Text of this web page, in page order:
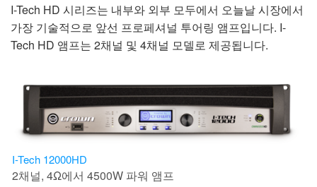
I-Tech HD 시리즈는 내부와 외부 모두에서 오늘날 시장에서
가장 기술적으로 앞선 프로페셔널 투어링 앰프입니다. I-
Tech HD 앰프는 2채널 및 4채널 모델로 제공됩니다.
I-Tech 12000HD
2채널, 4Ω에서 4500W 파워 앰프